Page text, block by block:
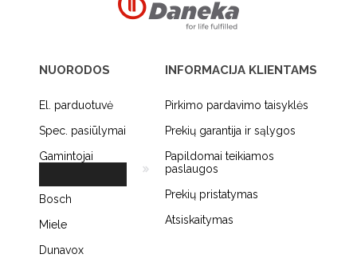
NUORODOS
El. parduotuvė
Spec. pasiūlymai
Gamintojai
Bosch
Miele
Dunavox
INFORMACIJA KLIENTAMS
Pirkimo pardavimo taisyklės
Prekių garantija ir sąlygos
Papildomai teikiamos
paslaugos
Prekių pristatymas
Atsiskaitymas